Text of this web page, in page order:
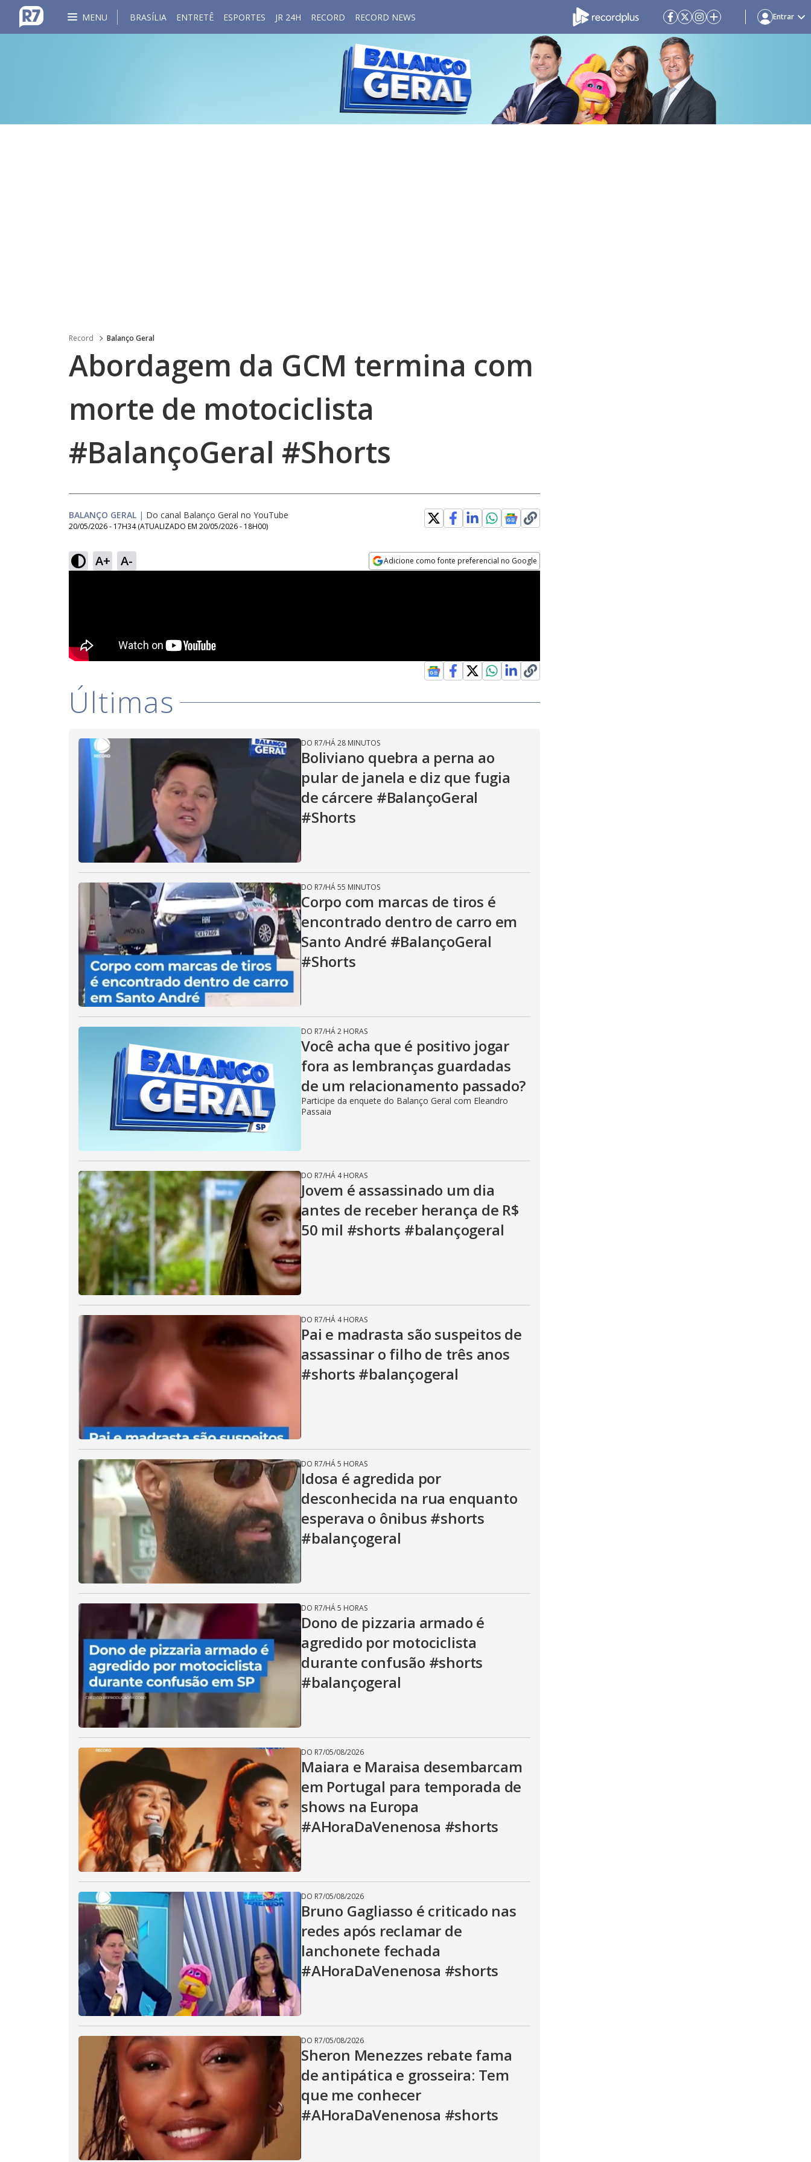
MENU BRASÍLIA ENTRETÊ ESPORTES JR 24H RECORD RECORD NEWS Entrar
Record Balanço Geral
Abordagem da GCM termina com
morte de motociclista
#BalançoGeral #Shorts
BALANÇO GERAL | Do canal Balanço Geral no YouTube
20/05/2026 - 17H34 (ATUALIZADO EM 20/05/2026 - 18H00)
A+ A- Adicione como fonte preferencial no Google
Últimas
DO R7/HÁ 28 MINUTOS
Boliviano quebra a perna ao
pular de janela e diz que fugia
de cárcere #BalançoGeral
#Shorts
DO R7/HÁ 55 MINUTOS
Corpo com marcas de tiros é
encontrado dentro de carro em
Santo André #BalançoGeral
#Shorts
DO R7/HÁ 2 HORAS
Você acha que é positivo jogar
fora as lembranças guardadas
de um relacionamento passado?
Participe da enquete do Balanço Geral com Eleandro
Passaia
DO R7/HÁ 4 HORAS
Jovem é assassinado um dia
antes de receber herança de R$
50 mil #shorts #balançogeral
DO R7/HÁ 4 HORAS
Pai e madrasta são suspeitos de
assassinar o filho de três anos
#shorts #balançogeral
DO R7/HÁ 5 HORAS
Idosa é agredida por
desconhecida na rua enquanto
esperava o ônibus #shorts
#balançogeral
DO R7/HÁ 5 HORAS
Dono de pizzaria armado é
agredido por motociclista
durante confusão #shorts
#balançogeral
DO R7/05/08/2026
Maiara e Maraisa desembarcam
em Portugal para temporada de
shows na Europa
#AHoraDaVenenosa #shorts
DO R7/05/08/2026
Bruno Gagliasso é criticado nas
redes após reclamar de
lanchonete fechada
#AHoraDaVenenosa #shorts
DO R7/05/08/2026
Sheron Menezzes rebate fama
de antipática e grosseira: Tem
que me conhecer
#AHoraDaVenenosa #shorts